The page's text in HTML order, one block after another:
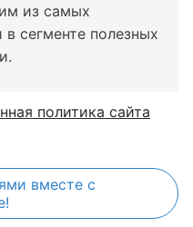
из самых
сегменте полезных
политика сайта
вместе с